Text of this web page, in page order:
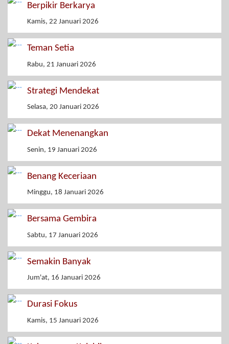
Berpikir Berkarya
Kamis, 22 Januari 2026
Teman Setia
Rabu, 21 Januari 2026
Strategi Mendekat
Selasa, 20 Januari 2026
Dekat Menenangkan
Senin, 19 Januari 2026
Benang Keceriaan
Minggu, 18 Januari 2026
Bersama Gembira
Sabtu, 17 Januari 2026
Semakin Banyak
Jum'at, 16 Januari 2026
Durasi Fokus
Kamis, 15 Januari 2026